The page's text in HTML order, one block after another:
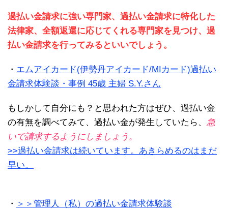
過払い金請求に強い専門家、過払い金請求に特化した
法律家、全額返還に応じてくれる専門家を見つけ、過
払い金請求を行ってみるといいでしょう。
・ エムアイカード(伊勢丹アイカード/MIカード)過払い
金請求体験談・事例 45歳 主婦 S.Y.さん
もしかして自分にも？と思われた方はぜひ、過払い金
の有無を調べてみて、過払い金が発生していたら、 急
いで請求するようにしましょう。
>>過払い金請求は続いています。あきらめるのはまだ
早い。
・ ＞＞管理人（私）の過払い金請求体験談